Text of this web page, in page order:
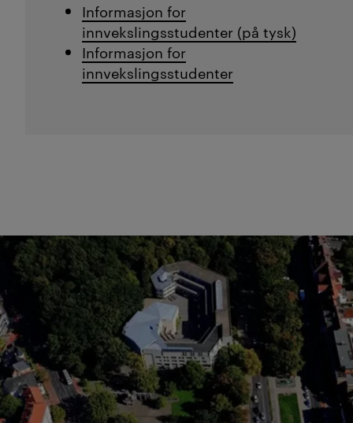
Informasjon for
innvekslingsstudenter (på tysk)
Informasjon for
innvekslingsstudenter